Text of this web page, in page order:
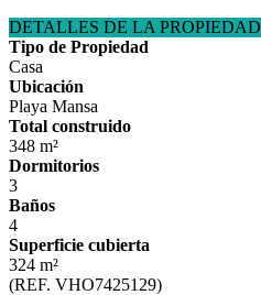
DETALLES DE LA PROPIEDAD
Tipo de Propiedad
Casa
Ubicación
Playa Mansa
Total construido
348 m²
Dormitorios
3
Baños
4
Superficie cubierta
324 m²
(REF. VHO7425129)